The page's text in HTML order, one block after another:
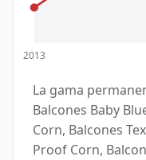
2013
La gama
Balcones Baby
Corn, Balcones
Proof Corn,